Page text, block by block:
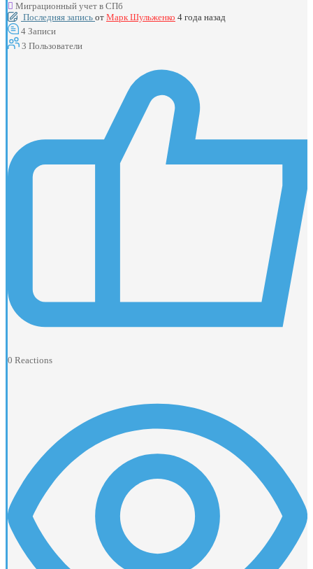
Миграционный учет в СПб
Последняя запись от Марк Шульженко 4 года назад
4 Записи
3 Пользователи
0 Reactions